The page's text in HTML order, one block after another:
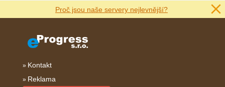
Proč jsou naše servery nejlevnější?
Kontakt
Reklama